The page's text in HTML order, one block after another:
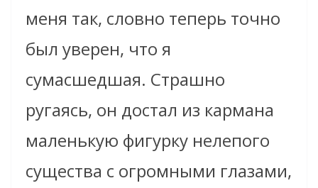
меня так, словно теперь точно
был уверен, что я
сумасшедшая. Страшно
ругаясь, он достал из кармана
маленькую фигурку нелепого
существа с огромными глазами,